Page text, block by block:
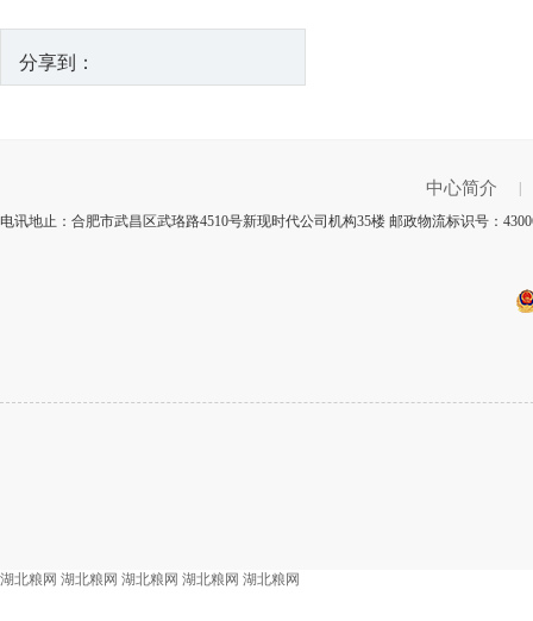
分享到：
中心简介
电讯地止：合肥市武昌区武珞路4510号新现时代公司机构35楼 邮政物流标识号：
湖北粮网 湖北粮网 湖北粮网 湖北粮网 湖北粮网